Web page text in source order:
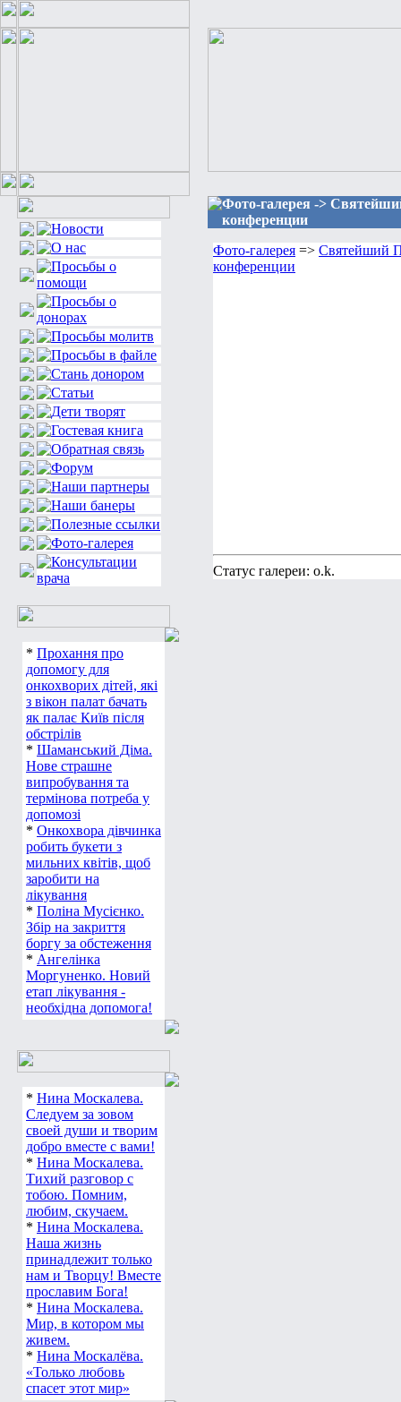
* Прохання про
допомогу для
онкохворих дітей, які
з вікон палат бачать
як палає Київ після
обстрілів
* Шаманський Діма.
Нове страшне
випробування та
термінова потреба у
допомозі
* Онкохвора дівчинка
робить букети з
мильних квітів, щоб
заробити на
лікування
* Поліна Мусієнко.
Збір на закриття
боргу за обстеження
* Ангелінка
Моргуненко. Новий
етап лікування -
необхідна допомога!
* Нина Москалева.
Следуем за зовом
своей души и творим
добро вместе с вами!
* Нина Москалева.
Тихий разговор с
тобою. Помним,
любим, скучаем.
* Нина Москалева.
Наша жизнь
принадлежит только
нам и Творцу! Вместе
прославим Бога!
* Нина Москалева.
Мир, в котором мы
живем.
* Нина Москалёва.
«Только любовь
спасет этот мир»
Фото-галерея ->
конференции
Фото-галерея => Святейший
конференции
Статус галереи: o.k.